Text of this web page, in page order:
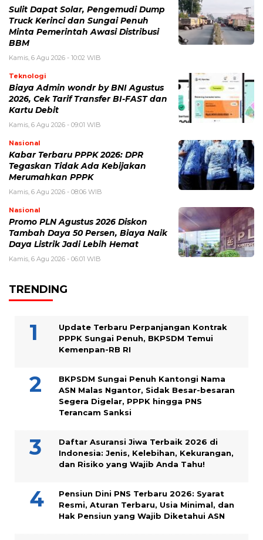
Sulit Dapat Solar, Pengemudi Dump
Truck Kerinci dan Sungai Penuh
Minta Pemerintah Awasi Distribusi
BBM
Kamis, 6 Agu 2026 - 10:02 WIB
Teknologi
Biaya Admin wondr by BNI Agustus
2026, Cek Tarif Transfer BI-FAST dan
Kartu Debit
Kamis, 6 Agu 2026 - 09:01 WIB
Nasional
Kabar Terbaru PPPK 2026: DPR
Tegaskan Tidak Ada Kebijakan
Merumahkan PPPK
Kamis, 6 Agu 2026 - 08:06 WIB
Nasional
Promo PLN Agustus 2026 Diskon
Tambah Daya 50 Persen, Biaya Naik
Daya Listrik Jadi Lebih Hemat
Kamis, 6 Agu 2026 - 06:01 WIB
TRENDING
Update Terbaru Perpanjangan Kontrak
PPPK Sungai Penuh, BKPSDM Temui
Kemenpan-RB RI
BKPSDM Sungai Penuh Kantongi Nama
ASN Malas Ngantor, Sidak Besar-besaran
Segera Digelar, PPPK hingga PNS
Terancam Sanksi
Daftar Asuransi Jiwa Terbaik 2026 di
Indonesia: Jenis, Kelebihan, Kekurangan,
dan Risiko yang Wajib Anda Tahu!
Pensiun Dini PNS Terbaru 2026: Syarat
Resmi, Aturan Terbaru, Usia Minimal, dan
Hak Pensiun yang Wajib Diketahui ASN